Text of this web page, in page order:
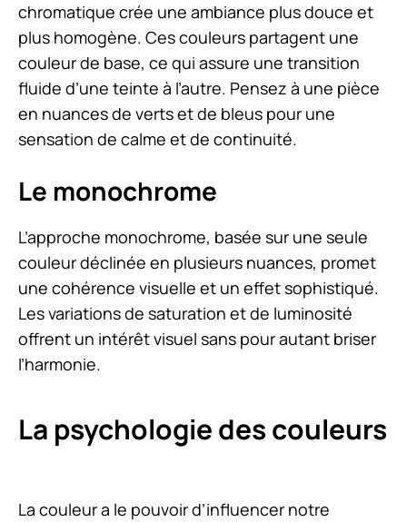
chromatique crée une ambiance plus douce et
plus homogène. Ces couleurs partagent une
couleur de base, ce qui assure une transition
fluide d’une teinte à l’autre. Pensez à une pièce
en nuances de verts et de bleus pour une
sensation de calme et de continuité.
Le monochrome
L’approche monochrome, basée sur une seule
couleur déclinée en plusieurs nuances, promet
une cohérence visuelle et un effet sophistiqué.
Les variations de saturation et de luminosité
offrent un intérêt visuel sans pour autant briser
l’harmonie.
La psychologie des couleurs
La couleur a le pouvoir d’influencer notre